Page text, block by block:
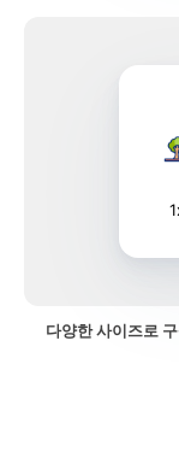
다양한 사이즈로